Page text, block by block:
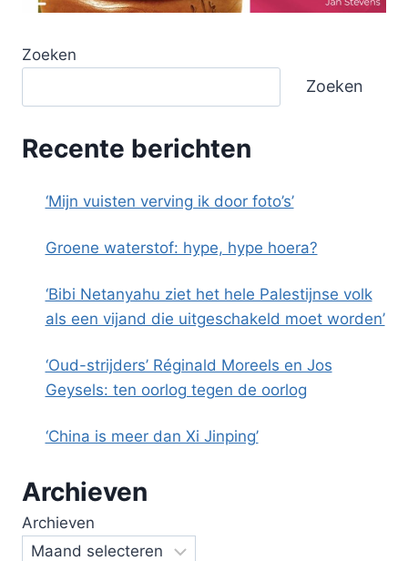
Zoeken
Zoeken
Recente berichten
‘Mijn vuisten verving ik door foto’s’
Groene waterstof: hype, hype hoera?
‘Bibi Netanyahu ziet het hele Palestijnse volk
als een vijand die uitgeschakeld moet worden’
‘Oud-strijders’ Réginald Moreels en Jos
Geysels: ten oorlog tegen de oorlog
‘China is meer dan Xi Jinping’
Archieven
Archieven